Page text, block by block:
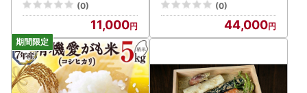
(0)
11,000
(0)
44,000